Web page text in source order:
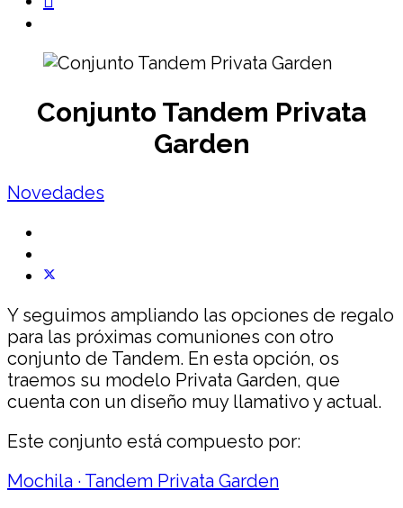
Conjunto Tandem Privata
Garden
Novedades
Y seguimos ampliando las opciones de regalo
para las próximas comuniones con otro
conjunto de Tandem. En esta opción, os
traemos su modelo Privata Garden, que
cuenta con un diseño muy llamativo y actual.
Este conjunto está compuesto por:
Mochila · Tandem Privata Garden